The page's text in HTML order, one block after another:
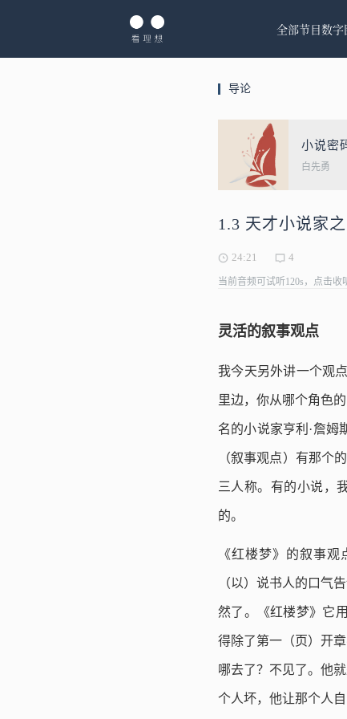
全部节目数字
导论
小说密
白先勇
1.3 天才小说家
24:21 4
当前音频可试听120s，点击收
灵活的叙事观点
我今天另外讲一个观
里边，你从哪个角色
名的小说家亨利·詹姆
（叙事观点）有那个
三人称。有的小说，
的。
《红楼梦》的叙事
（以）说书人的口气
然了。《红楼梦》它
得除了第一（页）开
哪去了？不见了。他
个人坏，他让那个人